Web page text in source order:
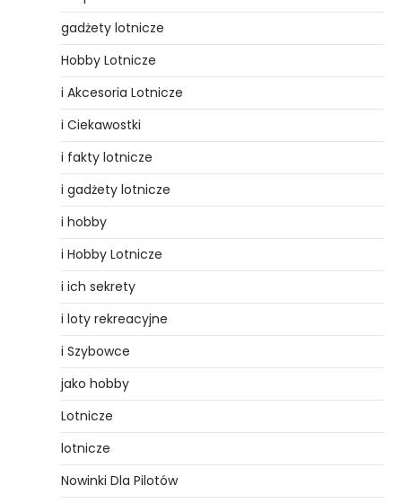
gadżety lotnicze
Hobby Lotnicze
i Akcesoria Lotnicze
i Ciekawostki
i fakty lotnicze
i gadżety lotnicze
i hobby
i Hobby Lotnicze
i ich sekrety
i loty rekreacyjne
i Szybowce
jako hobby
Lotnicze
lotnicze
Nowinki Dla Pilotów